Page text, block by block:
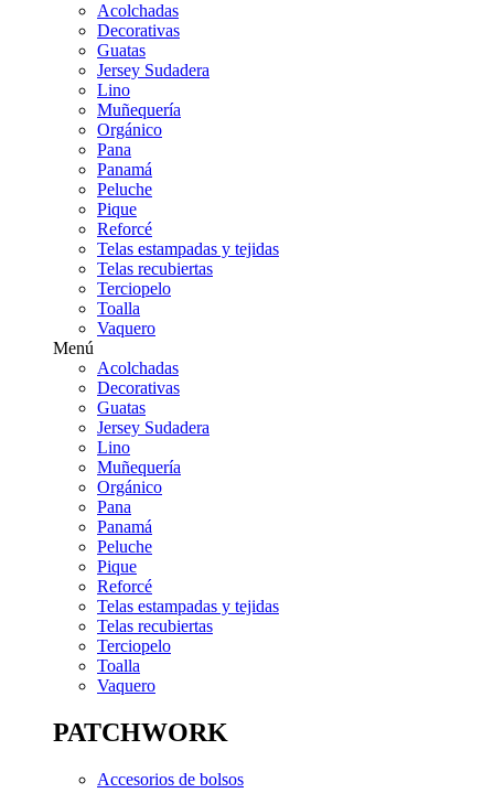
Acolchadas
Decorativas
Guatas
Jersey Sudadera
Lino
Muñequería
Orgánico
Pana
Panamá
Peluche
Pique
Reforcé
Telas estampadas y tejidas
Telas recubiertas
Terciopelo
Toalla
Vaquero
Menú
Acolchadas
Decorativas
Guatas
Jersey Sudadera
Lino
Muñequería
Orgánico
Pana
Panamá
Peluche
Pique
Reforcé
Telas estampadas y tejidas
Telas recubiertas
Terciopelo
Toalla
Vaquero
PATCHWORK
Accesorios de bolsos